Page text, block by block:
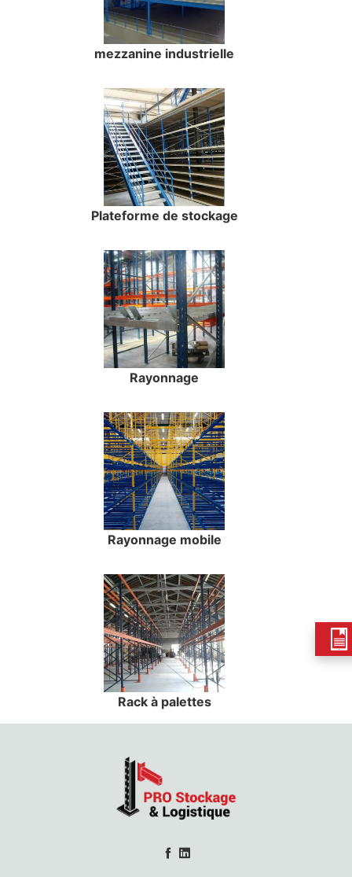
mezzanine industrielle
Plateforme de stockage
Rayonnage
Rayonnage mobile
Rack à palettes